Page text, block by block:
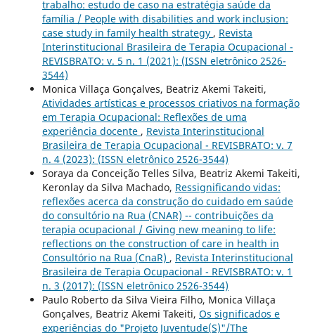
trabalho: estudo de caso na estratégia saúde da
família / People with disabilities and work inclusion:
case study in family health strategy , Revista
Interinstitucional Brasileira de Terapia Ocupacional -
REVISBRATO: v. 5 n. 1 (2021): (ISSN eletrônico 2526-
3544)
Monica Villaça Gonçalves, Beatriz Akemi Takeiti,
Atividades artísticas e processos criativos na formação
em Terapia Ocupacional: Reflexões de uma
experiência docente , Revista Interinstitucional
Brasileira de Terapia Ocupacional - REVISBRATO: v. 7
n. 4 (2023): (ISSN eletrônico 2526-3544)
Soraya da Conceição Telles Silva, Beatriz Akemi Takeiti,
Keronlay da Silva Machado, Ressignificando vidas:
reflexões acerca da construção do cuidado em saúde
do consultório na Rua (CNAR) -- contribuições da
terapia ocupacional / Giving new meaning to life:
reflections on the construction of care in health in
Consultório na Rua (CnaR) , Revista Interinstitucional
Brasileira de Terapia Ocupacional - REVISBRATO: v. 1
n. 3 (2017): (ISSN eletrônico 2526-3544)
Paulo Roberto da Silva Vieira Filho, Monica Villaça
Gonçalves, Beatriz Akemi Takeiti, Os significados e
experiências do "Projeto Juventude(S)"/The